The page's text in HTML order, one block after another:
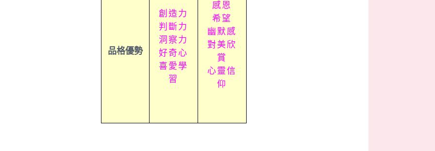
品格優勢
創造力
判斷力
洞察力
好奇心
喜愛學
習
感恩
希望
幽默感
對美欣
賞
心靈信
仰